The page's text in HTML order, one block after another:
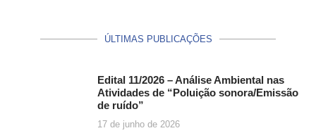
ÚLTIMAS PUBLICAÇÕES
Edital 11/2026 – Análise Ambiental nas
Atividades de “Poluição sonora/Emissão
de ruído”
17 de junho de 2026